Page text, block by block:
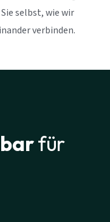
selbst, wie wir
verbinden.
für